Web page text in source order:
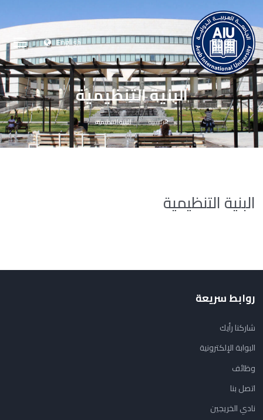
English
البنية التنظيمية
الرئيسية البنية التنظيمية
البنية التنظيمية
روابط سريعة
شاركنا رأيك
البوابة الإلكترونية
وظائف
اتصل بنا
نادي الخريجين